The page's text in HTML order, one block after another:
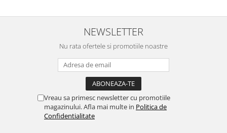
NEWSLETTER
Nu rata ofertele si promotiile noastre
Vreau sa primesc newsletter cu promotiile
magazinului. Afla mai multe in Politica de
Confidentialitate